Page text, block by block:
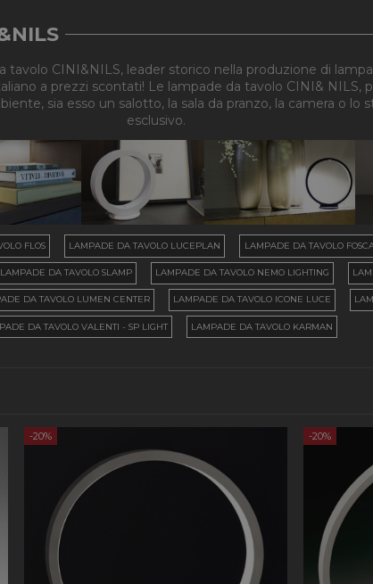
tavolo CINI&NILS, leader storico nella produzione di
a prezzi scontati! Le lampade da tavolo CINI& NILS,
sia esso un salotto, la sala da pranzo, la camera o lo
esclusivo.
FLOS LAMPADE DA TAVOLO LUCEPLAN LAMPADE DA TAVOLO
LAMPADE DA TAVOLO SLAMP LAMPADE DA TAVOLO NEMO LIGHTING
DA TAVOLO LUMEN CENTER LAMPADE DA TAVOLO ICONE LUCE
DA TAVOLO VALENTI - SP LIGHT LAMPADE DA TAVOLO KARMAN
-20% -20%